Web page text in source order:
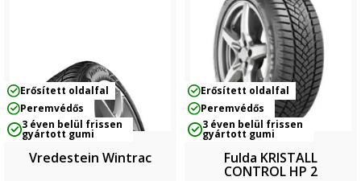
Erősített oldalfal
Peremvédős
3 éven belül frissen
gyártott gumi
Vredestein Wintrac
Erősített oldalfal
Peremvédős
3 éven belül frissen
gyártott gumi
Fulda KRISTALL
CONTROL HP 2